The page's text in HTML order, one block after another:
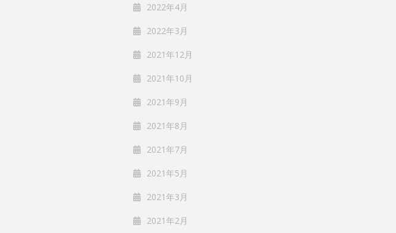
2022年4月
2022年3月
2021年12月
2021年10月
2021年9月
2021年8月
2021年7月
2021年5月
2021年3月
2021年2月